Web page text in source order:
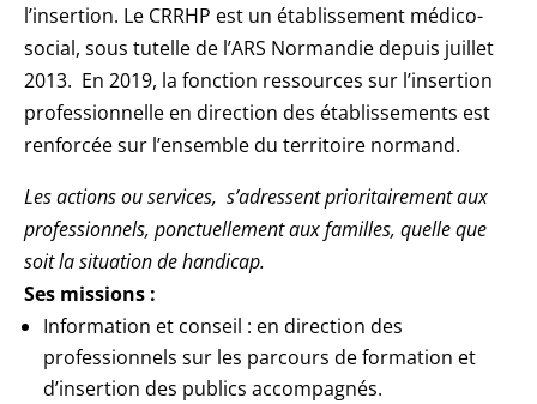
l’insertion. Le CRRHP est un établissement médico-
social, sous tutelle de l’ARS Normandie depuis juillet
2013. En 2019, la fonction ressources sur l’insertion
professionnelle en direction des établissements est
renforcée sur l’ensemble du territoire normand.
Les actions ou services, s’adressent prioritairement aux
professionnels, ponctuellement aux familles, quelle que
soit la situation de handicap.
Ses missions :
Information et conseil : en direction des
professionnels sur les parcours de formation et
d’insertion des publics accompagnés.